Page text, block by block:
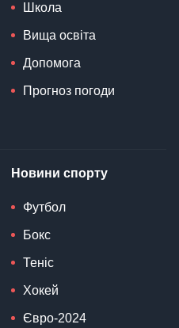
Школа
Вища освіта
Допомога
Прогноз погоди
Новини спорту
Футбол
Бокс
Теніс
Хокей
Євро-2024